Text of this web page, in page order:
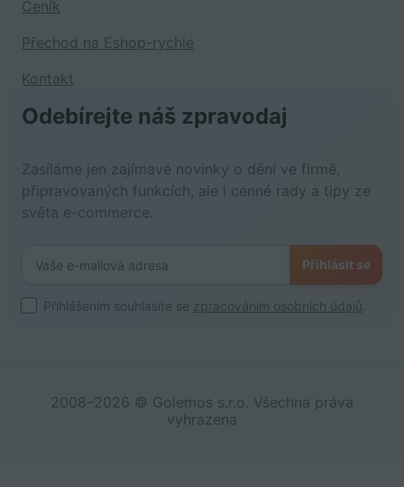
Ceník
Přechod na Eshop-rychle
Kontakt
Odebírejte náš zpravodaj
Zasíláme jen zajímavé novinky o dění ve firmě,
připravovaných funkcích, ale i cenné rady a tipy ze
světa e-commerce.
Přihlásit se
Přihlášením souhlasíte se zpracováním osobních údajů
2008–2026 © Golemos s.r.o. Všechna práva
vyhrazena